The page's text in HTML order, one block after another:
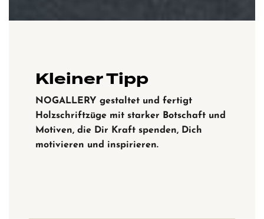
Kleiner Tipp
NOGALLERY gestaltet und fertigt
Holzschriftzüge mit starker Botschaft und
Motiven, die Dir Kraft spenden, Dich
motivieren und inspirieren.